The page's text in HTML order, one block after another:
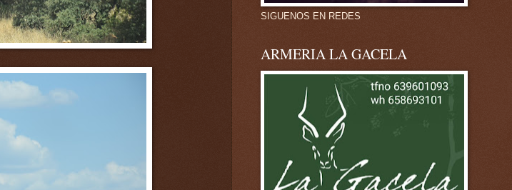
SIGUENOS EN REDES
ARMERIA LA GACELA